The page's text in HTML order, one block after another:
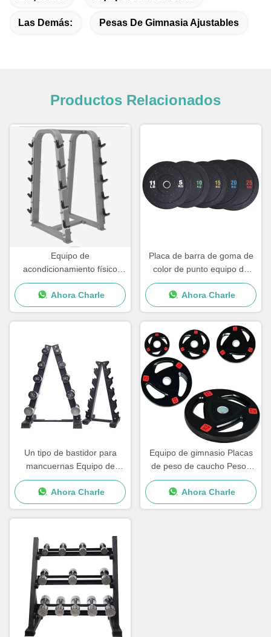
Las Demás: Pesas De Gimnasia Ajustables
Productos Relacionados
Equipo de
acondicionamiento físico
para el gimnasio en el hogar
de alta calidad
Ahora Charle
Placa de barra de goma de
color de punto equipo de
gimnasio para el hogar placa
de peso para parachoques
Ahora Charle
Un tipo de bastidor para
mancuernas Equipo de
gimnasio para el hogar
Bastidores de peso libre
Ahora Charle
Equipo de gimnasio Placas
de peso de caucho Pesos
libres comerciales
Ahora Charle